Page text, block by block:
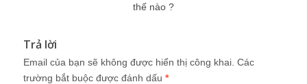
thế nào ?
Trả lời
Email của bạn sẽ không được hiển thị công khai. Các
trường bắt buộc được đánh dấu *